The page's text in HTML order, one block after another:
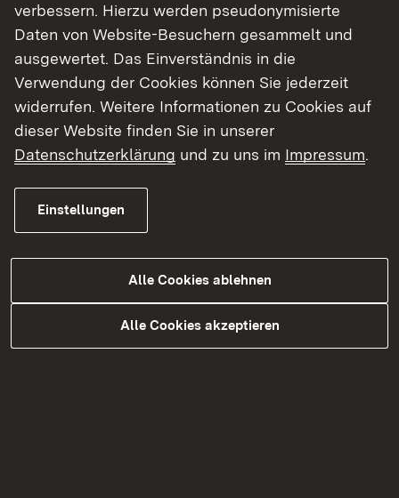
Themenübersicht
Themenübersicht
Kontakt
Datenschutz
Erklärung zur Barrierefreiheit
Impressum
verbessern. Hierzu werden pseudonymisierte
Daten von Website-Besuchern gesammelt und
ausgewertet. Das Einverständnis in die
Verwendung der Cookies können Sie jederzeit
widerrufen. Weitere Informationen zu Cookies auf
dieser Website finden Sie in unserer
Datenschutzerklärung und zu uns im Impressum.
Einstellungen
Alle Cookies ablehnen
Alle Cookies akzeptieren